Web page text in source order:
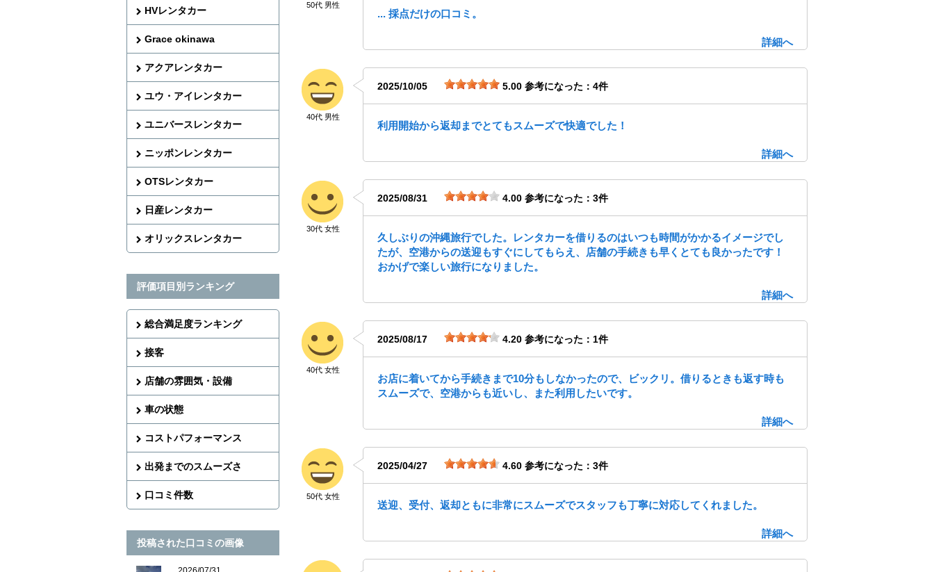
50代 男性
... 採点だけの口コミ。
詳細へ
40代 男性
2025/10/05 5.00 参考になった：4件
利用開始から返却までとてもスムーズで快適でした！
詳細へ
30代 女性
2025/08/31 4.00 参考になった：3件
久しぶりの沖縄旅行でした。レンタカーを借りるのはいつも時間がかかるイメージでし
たが、空港からの送迎もすぐにしてもらえ、店舗の手続きも早くとても良かったです！
おかげで楽しい旅行になりました。
詳細へ
40代 女性
2025/08/17 4.20 参考になった：1件
お店に着いてから手続きまで10分もしなかったので、ビックリ。借りるときも返す時も
スムーズで、空港からも近いし、また利用したいです。
詳細へ
50代 女性
2025/04/27 4.60 参考になった：3件
送迎、受付、返却ともに非常にスムーズでスタッフも丁寧に対応してくれました。
詳細へ
HVレンタカー
Grace okinawa
アクアレンタカー
ユウ・アイレンタカー
ユニバースレンタカー
ニッポンレンタカー
OTSレンタカー
日産レンタカー
オリックスレンタカー
評価項目別ランキング
総合満足度ランキング
接客
店舗の雰囲気・設備
車の状態
コストパフォーマンス
出発までのスムーズさ
口コミ件数
投稿された口コミの画像